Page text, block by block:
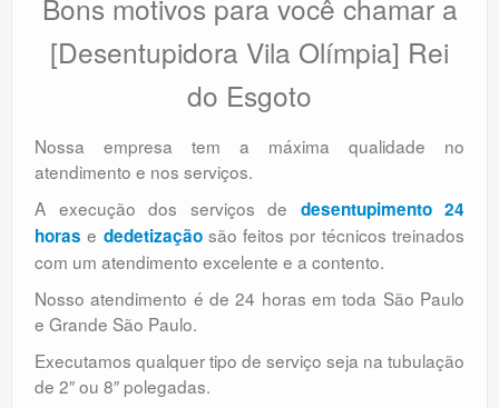
Bons motivos para você chamar a
[Desentupidora Vila Olímpia] Rei
do Esgoto
Nossa empresa tem a máxima qualidade no
atendimento e nos serviços.
A execução dos serviços de desentupimento 24
horas e dedetizaçãosão feitos por técnicos treinados
com um atendimento excelente e a contento.
Nosso atendimento é de 24 horas em toda São Paulo
e Grande São Paulo.
Executamos qualquer tipo de serviço seja na tubulação
de 2″ ou 8″ polegadas.